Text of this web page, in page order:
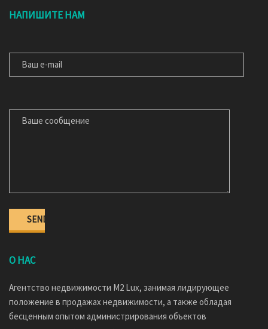
НАПИШИТЕ НАМ
О НАС
Агентство недвижимости M2 Lux, занимая лидирующее
положение в продажах недвижимости, а также обладая
бесценным опытом администрирования объектов